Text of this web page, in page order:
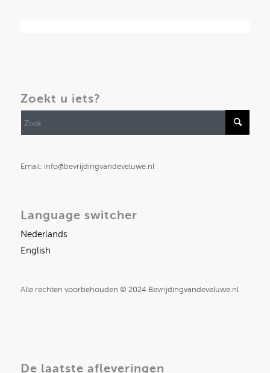
Zoekt u iets?
Email: info@bevrijdingvandeveluwe.nl
Language switcher
Nederlands
English
Alle rechten voorbehouden © 2024 Bevrijdingvandeveluwe.nl
De laatste afleveringen